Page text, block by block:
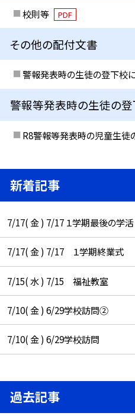
校則等 PDF
その他の配付文書
警報発表時の生徒の登下校
警報等発表時の生徒の登
R8警報等発表時の児童生徒
新着記事
7/17( 金 ) 7/17 １学期最後の学活
7/17( 金 ) 7/17 １学期終業式
7/15( 水 ) 7/15 福祉教室
7/10( 金 ) 6/29学校訪問②
7/10( 金 ) 6/29学校訪問
過去記事